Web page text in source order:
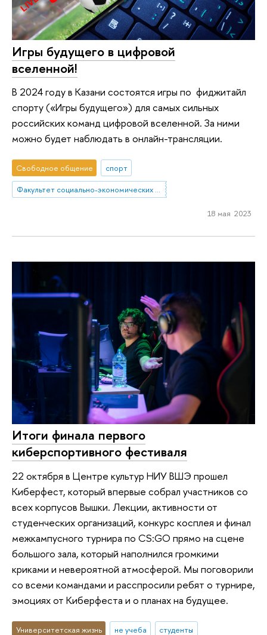
Игры будущего в цифровой
вселенной!
В 2024 году в Казани состоятся игры по фиджитайл
спорту («Игры будущего») для самых сильных
российских команд цифровой вселенной. За ними
можно будет наблюдать в онлайн-трансляции.
Свободное общение
спорт
Факультет социально-экономических и компьютерных наук
18 мая 2023
Итоги финала первого
киберспортивного фестиваля
22 октября в Центре культур НИУ ВШЭ прошел
Киберфест, который впервые собрал участников со
всех корпусов Вышки. Лекции, активности от
студенческих организаций, конкурс косплея и финал
межкампусного турнира по CS:GO прямо на сцене
большого зала, который наполнился громкими
криками и невероятной атмосферой. Мы поговорили
со всеми командами и расспросили ребят о турнире,
эмоциях от Киберфеста и о планах на будущее.
Университетская жизнь не учеба
студенты